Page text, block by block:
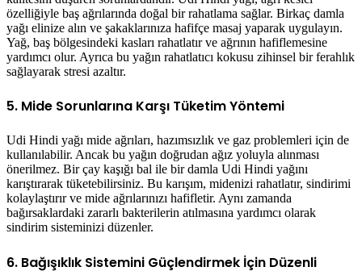
özelliğiyle baş ağrılarında doğal bir rahatlama sağlar. Birkaç damla
yağı elinize alın ve şakaklarınıza hafifçe masaj yaparak uygulayın.
Yağ, baş bölgesindeki kasları rahatlatır ve ağrının hafiflemesine
yardımcı olur. Ayrıca bu yağın rahatlatıcı kokusu zihinsel bir ferahlık
sağlayarak stresi azaltır.
5. Mide Sorunlarına Karşı Tüketim Yöntemi
Udi Hindi yağı mide ağrıları, hazımsızlık ve gaz problemleri için de
kullanılabilir. Ancak bu yağın doğrudan ağız yoluyla alınması
önerilmez. Bir çay kaşığı bal ile bir damla Udi Hindi yağını
karıştırarak tüketebilirsiniz. Bu karışım, midenizi rahatlatır, sindirimi
kolaylaştırır ve mide ağrılarınızı hafifletir. Aynı zamanda
bağırsaklardaki zararlı bakterilerin atılmasına yardımcı olarak
sindirim sisteminizi düzenler.
6. Bağışıklık Sistemini Güçlendirmek İçin Düzenli